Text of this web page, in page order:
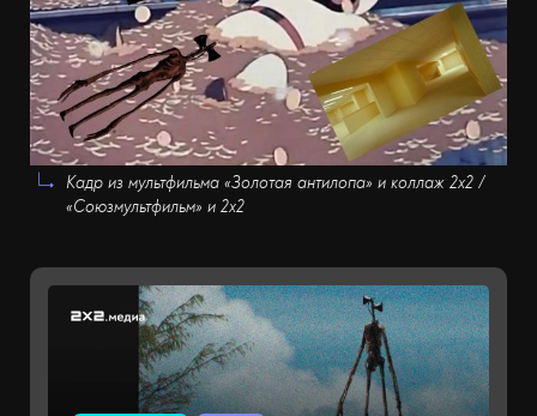
Кадр из мультфильма «Золотая антилопа» и коллаж 2х2 /
«Союзмультфильм» и 2х2